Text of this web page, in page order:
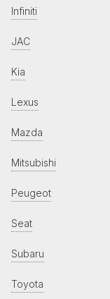
Infiniti
JAC
Kia
Lexus
Mazda
Mitsubishi
Peugeot
Seat
Subaru
Toyota